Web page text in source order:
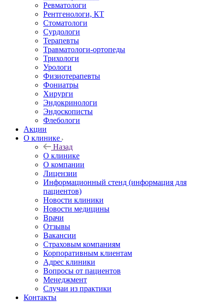
Ревматологи
Рентгенологи, КТ
Стоматологи
Сурдологи
Терапевты
Травматологи-ортопеды
Трихологи
Урологи
Физиотерапевты
Фониатры
Хирурги
Эндокринологи
Эндоскописты
Флебологи
Акции
О клинике
Назад
О клинике
О компании
Лицензии
Информационный стенд (информация для
пациентов)
Новости клиники
Новости медицины
Врачи
Отзывы
Вакансии
Страховым компаниям
Корпоративным клиентам
Адрес клиники
Вопросы от пациентов
Менеджмент
Случаи из практики
Контакты